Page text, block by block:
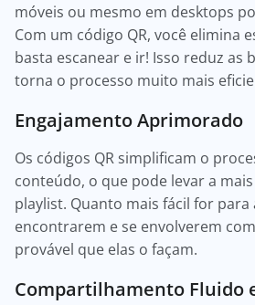
móveis ou mesmo em desktops
Com um código QR, você elimina
basta escanear e ir! Isso reduz as
torna o processo muito mais
Engajamento Aprimorado
Os códigos QR simplificam o
conteúdo, o que pode levar a
playlist. Quanto mais fácil for para
encontrarem e se envolverem
provável que elas o façam.
Compartilhamento Fluido